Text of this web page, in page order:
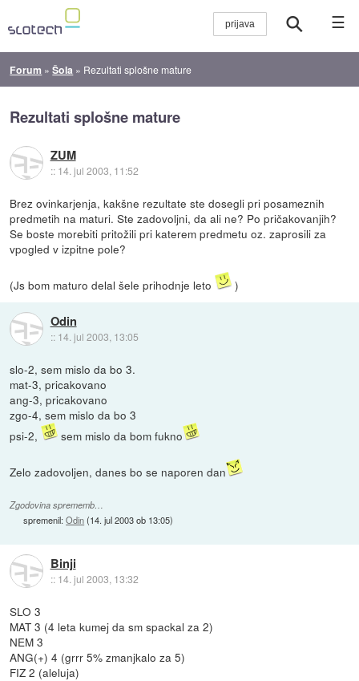
☰
Forum »Šola » Rezultati splošne mature
Rezultati splošne mature
ZUM
:: 14. jul 2003, 11:52
Brez ovinkarjenja, kakšne rezultate ste dosegli pri posameznih
predmetih na maturi. Ste zadovoljni, da ali ne? Po pričakovanjih?
Se boste morebiti pritožili pri katerem predmetu oz. zaprosili za
vpogled v izpitne pole?
(Js bom maturo delal šele prihodnje leto )
Odin
:: 14. jul 2003, 13:05
slo-2, sem mislo da bo 3.
mat-3, pricakovano
ang-3, pricakovano
zgo-4, sem mislo da bo 3
psi-2,
sem mislo da bom fukno
Zelo zadovoljen, danes bo se naporen dan
Zgodovina sprememb…
spremenil:Odin(14. jul 2003 ob 13:05)
Binji
:: 14. jul 2003, 13:32
SLO 3
MAT 3 (4 leta kumej da sm spackal za 2)
NEM 3
ANG(+) 4 (grrr 5% zmanjkalo za 5)
FIZ 2 (aleluja)